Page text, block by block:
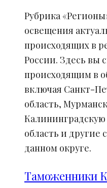
Рубрика
освещения
происходящих в
России. Здесь вы
происходящим в
включая Санкт-
область,
Калининградскую
область и другие
данном округе.
Таможенники